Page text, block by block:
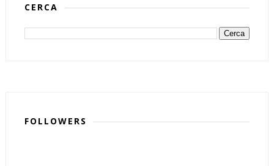
CERCA
FOLLOWERS